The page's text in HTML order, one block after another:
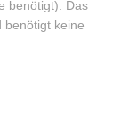
benötigt). Das
benötigt keine